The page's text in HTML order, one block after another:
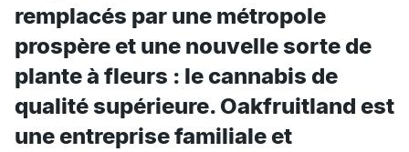
remplacés par une métropole
prospère et une nouvelle sorte de
plante à fleurs : le cannabis de
qualité supérieure. Oakfruitland est
une entreprise familiale et